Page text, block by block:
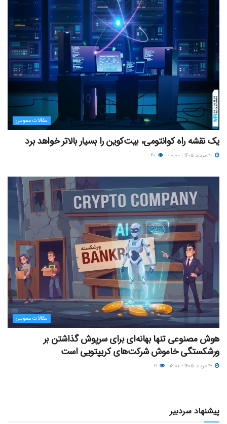
مقالات عمومی
یک نقشه راه کوانتومی، بیت‌کوین را بسیار بالاتر خواهد برد
مقالات عمومی
هوش مصنوعی تنها بهانه‌ای برای سرپوش گذاشتن بر
ورشکستگی خاموش شرکت‌های کریپتویی است
پیشنهاد سردبیر